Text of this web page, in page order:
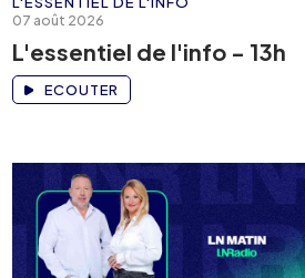
07 août 2026
L'essentiel de l'info - 13h
ECOUTER